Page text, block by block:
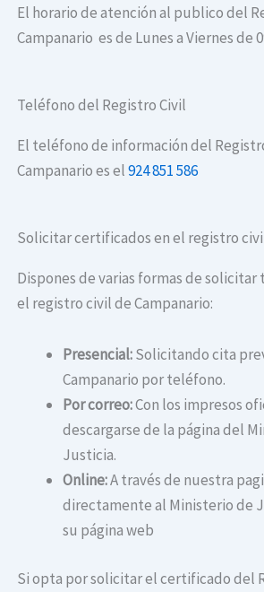
El horario de atención al publico del
Campanario es de Lunes a Viernes de
Teléfono del Registro Civil
El teléfono de información del
Campanario es el924 851 586
Solicitar certificados en el registro
Dispones de varias formas de
el registro civil de Campanario:
Presencial:Solicitando cita
Campanario por teléfono.
Por correo:Con los impresos
descargarse de la página del
Justicia.
Online:A través de nuestra
directamente al Ministerio de
su página web
Si opta por solicitar el certificado del